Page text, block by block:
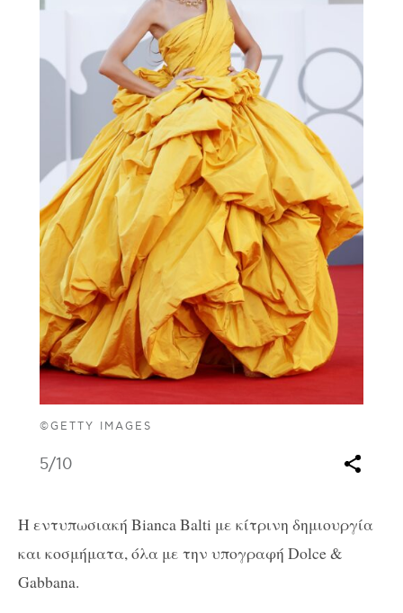
©GETTY IMAGES
5/10
H εντυπωσιακή Bianca Balti με κίτρινη δημιουργία
και κοσμήματα, όλα με την υπογραφή Dolce &
Gabbana.